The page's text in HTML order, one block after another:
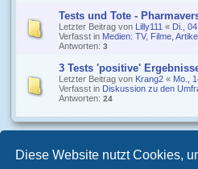
Diese Website nutzt Cookies,
Tests und Tote -
Letzter Beitrag von Lilly111 « Di.,
Verfasst in Medien: TV, Filme,
Antworten: 3
3 Tests 'positive'
Letzter Beitrag von Krang2 « Mo.,
Verfasst in Diskussion zu den
Antworten: 24